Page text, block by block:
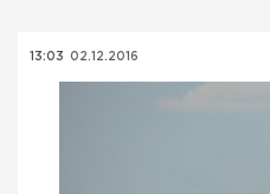
13:03 02.12.2016